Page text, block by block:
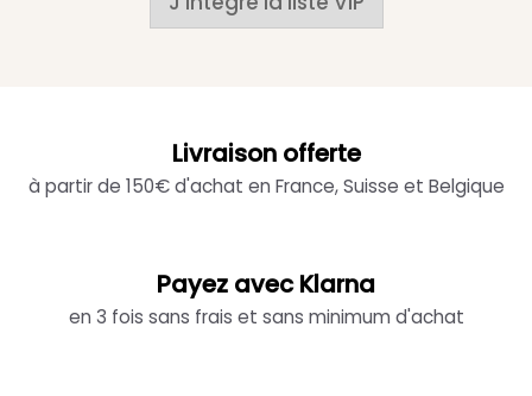
Livraison offerte
à partir de 150€ d'achat en France, Suisse et Belgique
Payez avec Klarna
en 3 fois sans frais et sans minimum d'achat